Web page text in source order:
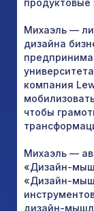
Михаэль —
дизайна
компания
чтобы
Михаэль —
«Дизайн-
«Дизайн-
дизайн-